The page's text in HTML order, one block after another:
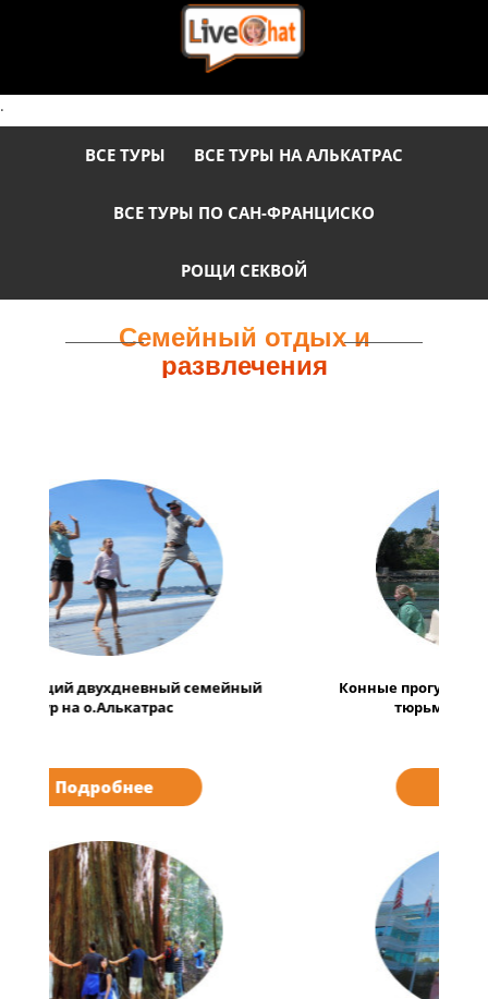
.
ВСЕ ТУРЫ ВСЕ ТУРЫ НА АЛЬКАТРАС
ВСЕ ТУРЫ ПО САН-ФРАНЦИСКО
РОЩИ СЕКВОЙ
Семейный отдых и
развлечения
Конные прогулки по пляжу и экскурсия по
тюрьме острова Алькатрас
Подробнее